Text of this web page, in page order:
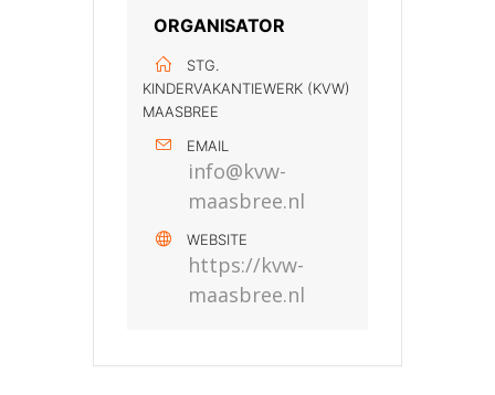
ORGANISATOR
STG.
KINDERVAKANTIEWERK (KVW)
MAASBREE
EMAIL
info@kvw-
maasbree.nl
WEBSITE
https://kvw-
maasbree.nl